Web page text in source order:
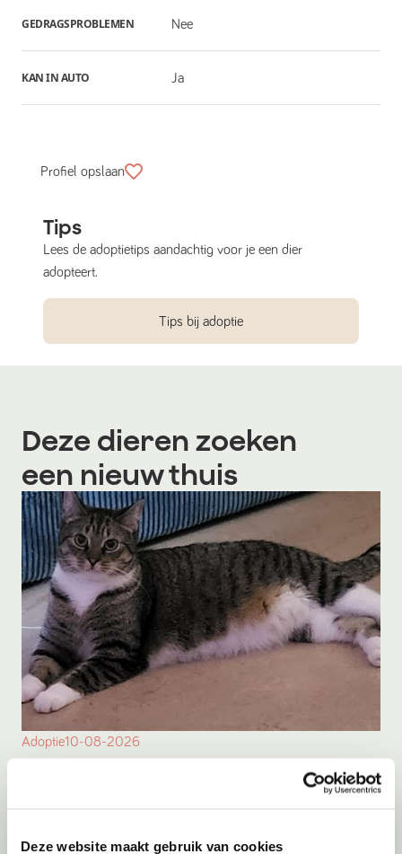
Deze website maakt gebruik van cookies
GEDRAGSPROBLEMEN Nee
KAN IN AUTO Ja
Profiel opslaan
Tips
Lees de adoptietips aandachtig voor je een dier
adopteert.
Tips bij adoptie
Deze dieren zoeken
een nieuw thuis
Adoptie10-08-2026